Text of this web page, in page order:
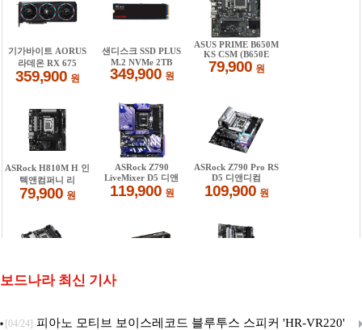
보드나라 최신 기사
[04/24] 피아노 모티브 보이스레코드 블루투스 스피커 'HR-VR220'